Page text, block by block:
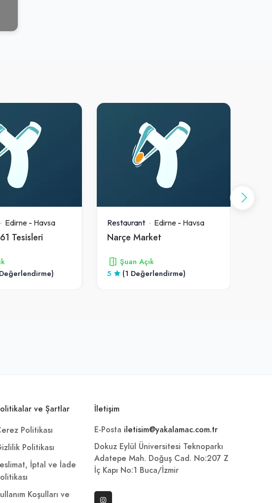
Edirne - Havsa
Tesisleri
Restaurant Edirne- Havsa
Narçe Market
Şuan Açık
5
(1 Değerlendirme)
ve Şartlar
Politikası
Politikası
İptal ve İade
Koşulları ve
İletişim
E-Posta iletisim@yakalamac.com.tr
Dokuz Eylül Üniversitesi Teknoparkı
Adatepe Mah. Doğuş Cad. No:207 Z
İç Kapı No:1 Buca/İzmir